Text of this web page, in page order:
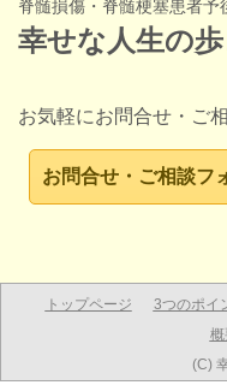
脊髄損傷・脊髄梗塞患者予
幸せな人生の
お気軽にお問合せ・ご
お問合せ・ご相談フ
(C)
トップページ 3つのポイ
概